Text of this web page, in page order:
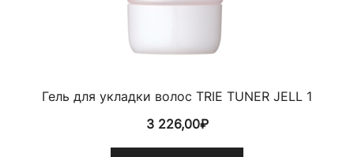
Гель для укладки волос TRIE TUNER JELL 1
3 226,00₽